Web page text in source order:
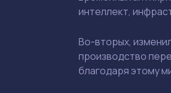
интеллект,
Во-вторых,
производство
благодаря этому